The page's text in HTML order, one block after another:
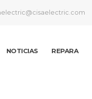
NOTICIAS REPARA